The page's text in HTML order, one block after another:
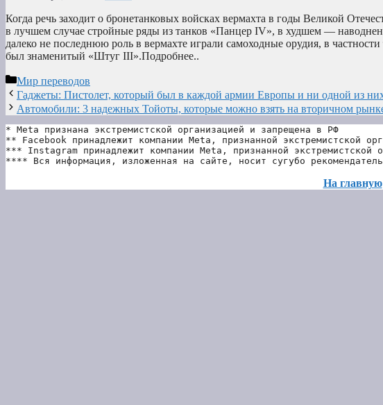
Когда речь заходит о бронетанковых войсках вермахта в годы Великой
в лучшем случае стройные ряды из танков «Панцер IV», в худшем —
далеко не последнюю роль в вермахте играли самоходные орудия, в
был знаменитый «Штуг III».Подробнее..
Рубрики
Мир переводов
Гаджеты: Пистолет, который был в каждой армии Европы и ни одной из
Автомобили: 3 надежных Тойоты, которые можно взять на вторичном
* Meta признана экстремистской организацией и запрещена в РФ
** Facebook принадлежит компании Meta, признанной экстремистской
*** Instagram принадлежит компании Meta, признанной экстремистской
**** Вся информация, изложенная на сайте, носит сугубо
На главную